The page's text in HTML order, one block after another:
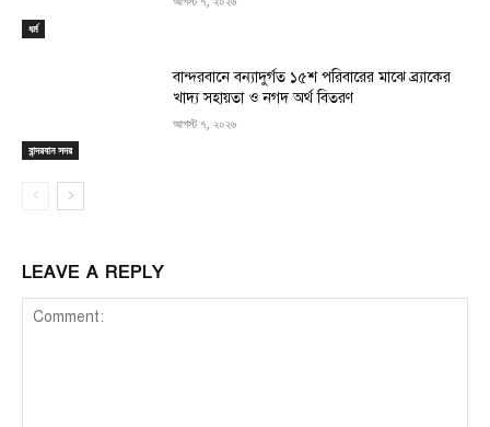
ধর্ম
বান্দরবান সদর
বান্দরবানে বন্যাদুর্গত ১৫শ পরিবারের মাঝে ব্র্যাকের
খাদ্য সহায়তা ও নগদ অর্থ বিতরণ
আগস্ট ৭, ২০২৬
LEAVE A REPLY